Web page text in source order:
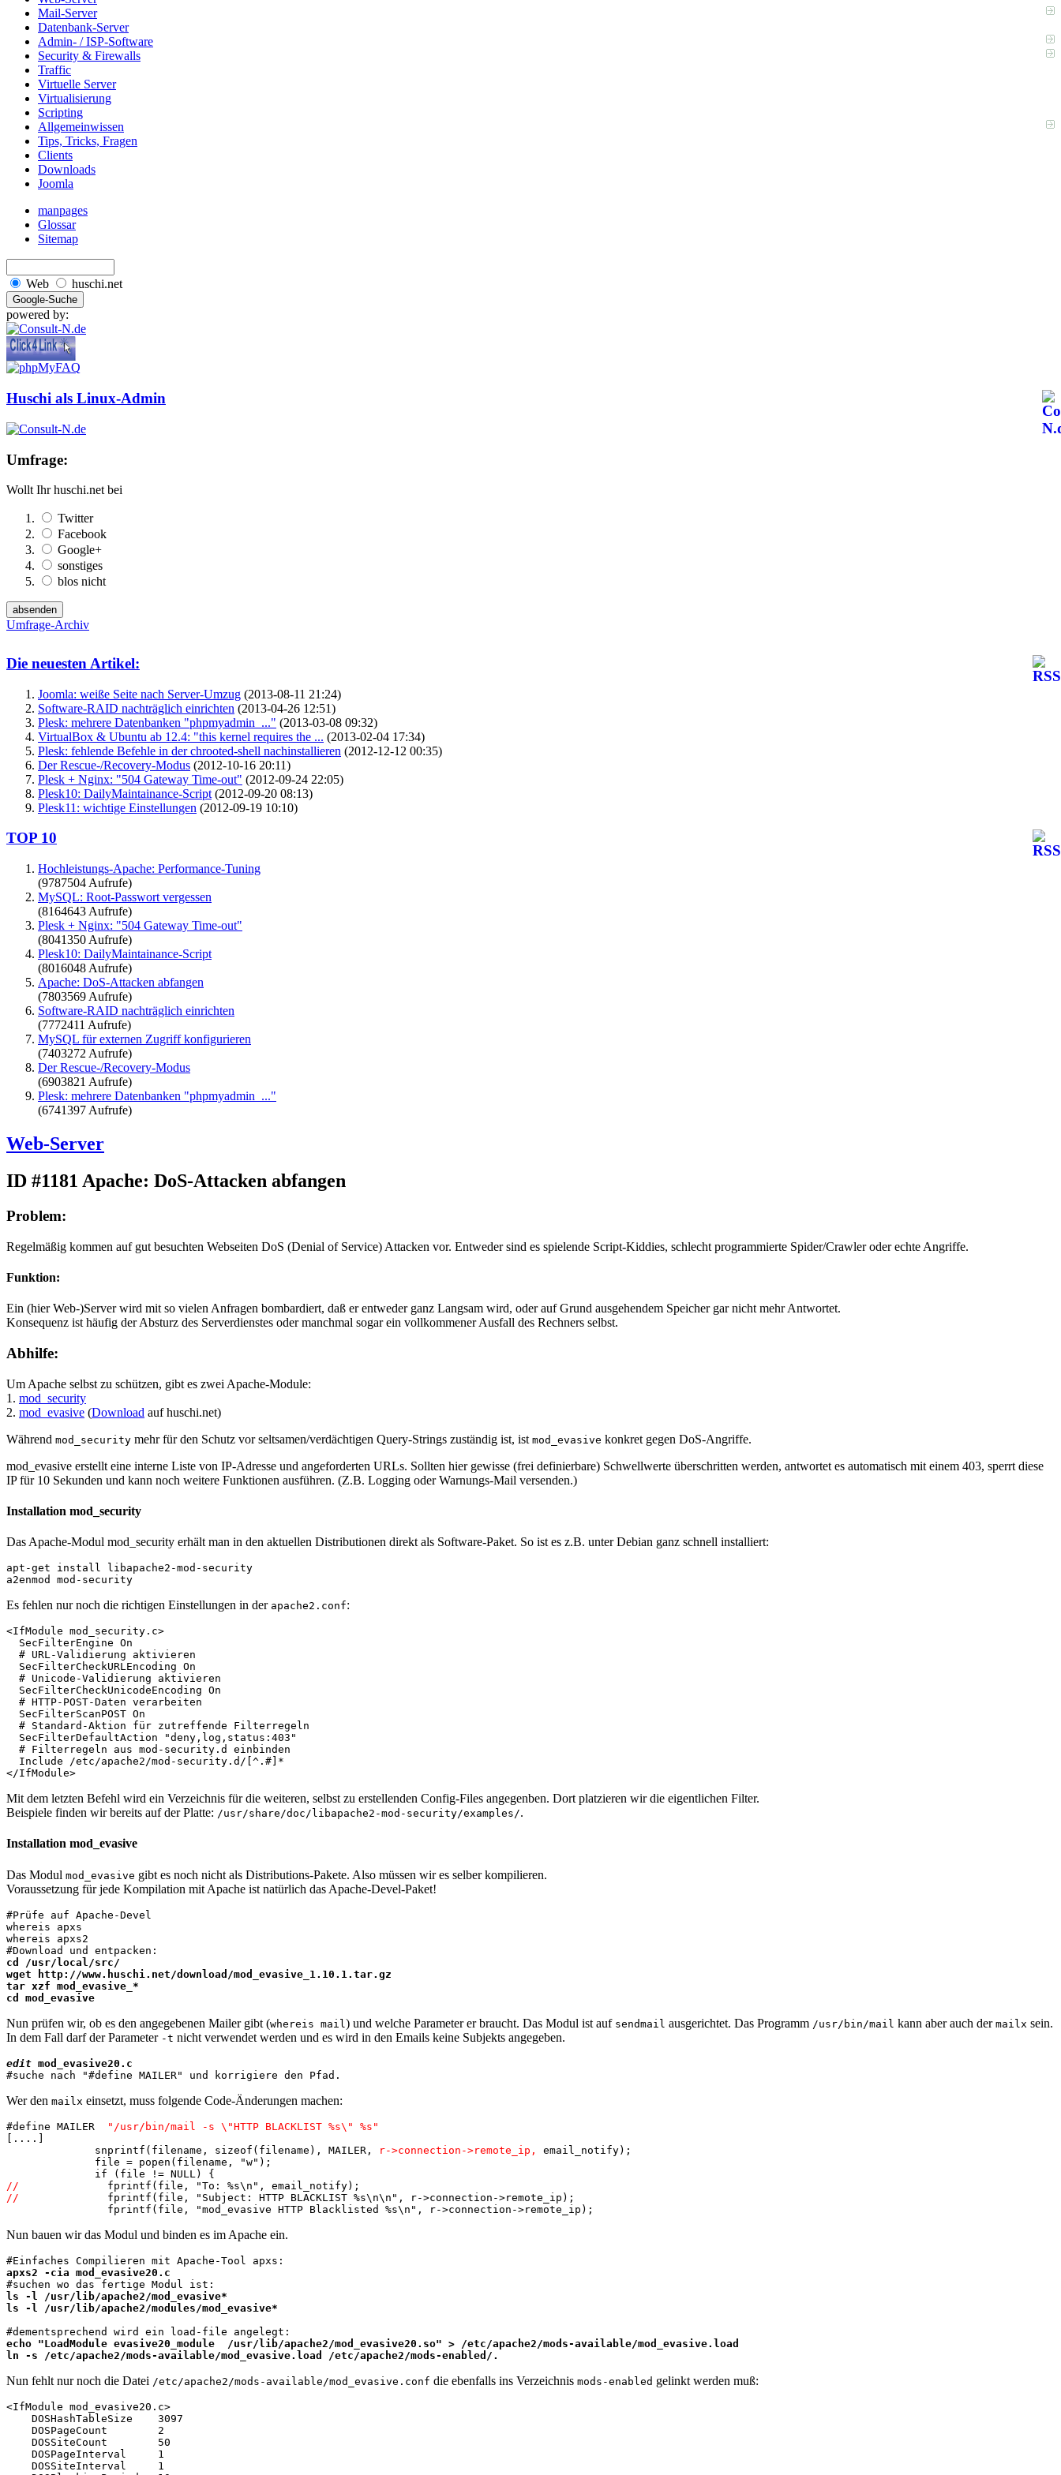
Mail-Server
Datenbank-Server
Admin- / ISP-Software
Security & Firewalls
Traffic
Virtuelle Server
Virtualisierung
Scripting
Allgemeinwissen
Tips, Tricks, Fragen
Clients
Downloads
Joomla
manpages
Glossar
Sitemap
Web huschi.net
powered by:
Huschi als Linux-Admin
Umfrage:
Wollt Ihr huschi.net bei
Twitter
Facebook
Google+
sonstiges
blos nicht
Umfrage-Archiv
Die neuesten Artikel:
Joomla: weiße Seite nach Server-Umzug (2013-08-11 21:24)
Software-RAID nachträglich einrichten (2013-04-26 12:51)
Plesk: mehrere Datenbanken "phpmyadmin_..." (2013-03-08 09:32)
VirtualBox & Ubuntu ab 12.4: "this kernel requires the ... (2013-02-04 17:34)
Plesk: fehlende Befehle in der chrooted-shell nachinstallieren (2012-12-12 00:35)
Der Rescue-/Recovery-Modus (2012-10-16 20:11)
Plesk + Nginx: "504 Gateway Time-out" (2012-09-24 22:05)
Plesk10: DailyMaintainance-Script (2012-09-20 08:13)
Plesk11: wichtige Einstellungen (2012-09-19 10:10)
TOP 10
Hochleistungs-Apache: Performance-Tuning
(9787504 Aufrufe)
MySQL: Root-Passwort vergessen
(8164643 Aufrufe)
Plesk + Nginx: "504 Gateway Time-out"
(8041350 Aufrufe)
Plesk10: DailyMaintainance-Script
(8016048 Aufrufe)
Apache: DoS-Attacken abfangen
(7803569 Aufrufe)
Software-RAID nachträglich einrichten
(7772411 Aufrufe)
MySQL für externen Zugriff konfigurieren
(7403272 Aufrufe)
Der Rescue-/Recovery-Modus
(6903821 Aufrufe)
Plesk: mehrere Datenbanken "phpmyadmin_..."
(6741397 Aufrufe)
Web-Server
ID #1181 Apache: DoS-Attacken abfangen
Problem:
Regelmäßig kommen auf gut besuchten Webseiten DoS (Denial of Service) Attacken vor. Entweder sind es spielende Script-Kiddies, schlecht programmierte Spider/Crawler oder echte Angriffe.
Funktion:
Ein (hier Web-)Server wird mit so vielen Anfragen bombardiert, daß er entweder ganz Langsam wird, oder auf Grund ausgehendem Speicher gar nicht mehr Antwortet.
Konsequenz ist häufig der Absturz des Serverdienstes oder manchmal sogar ein vollkommener Ausfall des Rechners selbst.
Abhilfe:
Um Apache selbst zu schützen, gibt es zwei Apache-Module:
1. mod_security
2. mod_evasive (Download auf huschi.net)
Während mod_security mehr für den Schutz vor seltsamen/verdächtigen Query-Strings zuständig ist, ist mod_evasive konkret gegen DoS-Angriffe.
mod_evasive erstellt eine interne Liste von IP-Adresse und angeforderten URLs. Sollten hier gewisse (frei definierbare) Schwellwerte überschritten werden, antwortet es automatisch mit einem 403, sperrt diese
IP für 10 Sekunden und kann noch weitere Funktionen ausführen. (Z.B. Logging oder Warnungs-Mail versenden.)
Installation mod_security
Das Apache-Modul mod_security erhält man in den aktuellen Distributionen direkt als Software-Paket. So ist es z.B. unter Debian ganz schnell installiert:
apt-get install libapache2-mod-security
a2enmod mod-security
Es fehlen nur noch die richtigen Einstellungen in der apache2.conf:
<IfModule mod_security.c>
  SecFilterEngine On
  # URL-Validierung aktivieren
  SecFilterCheckURLEncoding On
  # Unicode-Validierung aktivieren
  SecFilterCheckUnicodeEncoding On
  # HTTP-POST-Daten verarbeiten
  SecFilterScanPOST On
  # Standard-Aktion für zutreffende Filterregeln
  SecFilterDefaultAction "deny,log,status:403"
  # Filterregeln aus mod-security.d einbinden
  Include /etc/apache2/mod-security.d/[^.#]*
</IfModule>
Mit dem letzten Befehl wird ein Verzeichnis für die weiteren, selbst zu erstellenden Config-Files angegenben. Dort platzieren wir die eigentlichen Filter.
Beispiele finden wir bereits auf der Platte: /usr/share/doc/libapache2-mod-security/examples/.
Installation mod_evasive
Das Modul mod_evasive gibt es noch nicht als Distributions-Pakete. Also müssen wir es selber kompilieren.
Voraussetzung für jede Kompilation mit Apache ist natürlich das Apache-Devel-Paket!
#Prüfe auf Apache-Devel
whereis apxs
whereis apxs2
cd /usr/local/src/
wget http://www.huschi.net/download/mod_evasive_1.10.1.tar.gz
tar xzf mod_evasive_*
cd mod_evasive
Nun prüfen wir, ob es den angegebenen Mailer gibt (whereis mail ) und welche Parameter er braucht. Das Modul ist auf sendmail ausgerichtet. Das Programm /usr/bin/mail kann aber auch der mailx sein.
In dem Fall darf der Parameter -t nicht verwendet werden und es wird in den Emails keine Subjekts angegeben.
edit mod_evasive20.c
#suche nach "#define MAILER" und korrigiere den Pfad.
Wer den mailx einsetzt, muss folgende Code-Änderungen machen:
"/usr/bin/mail -s \"HTTP BLACKLIST %s\" %s"
[....]
              snprintf(filename, sizeof(filename), MAILER,
r->connection->remote_ip,
email_notify);
              file = popen(filename, "w");
//
//
              fprintf(file, "Subject: HTTP BLACKLIST %s\n\n", r->connection->remote_ip);
Nun bauen wir das Modul und binden es im Apache ein.
apxs2 -cia mod_evasive20.c
ls -l /usr/lib/apache2/mod_evasive*
ls -l /usr/lib/apache2/modules/mod_evasive*
echo "LoadModule evasive20_module  /usr/lib/apache2/mod_evasive20.so" > /etc/apache2/mods-available/mod_evasive.load
ln -s /etc/apache2/mods-available/mod_evasive.load /etc/apache2/mods-enabled/.
Nun fehlt nur noch die Datei /etc/apache2/mods-available/mod_evasive.conf die ebenfalls ins Verzeichnis mods-enabled gelinkt werden muß:
<IfModule mod_evasive20.c>
    DOSHashTableSize    3097
    DOSPageCount        2
    DOSSiteCount        50
    DOSPageInterval     1
    DOSSiteInterval     1